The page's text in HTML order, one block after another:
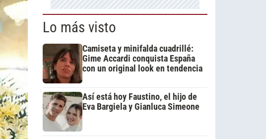
Lo más visto
Camiseta y minifalda cuadrillé:
Gime Accardi conquista España
con un original look en tendencia
Así está hoy Faustino, el hijo de
Eva Bargiela y Gianluca Simeone